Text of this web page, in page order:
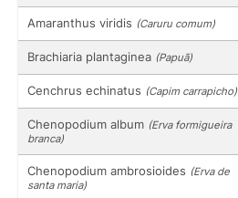
Amaranthus viridis (Caruru comum)
Brachiaria plantaginea (Papuã)
Cenchrus echinatus (Capim carrapicho)
Chenopodium album (Erva formigueira
branca)
Chenopodium ambrosioides (Erva de
santa maria)